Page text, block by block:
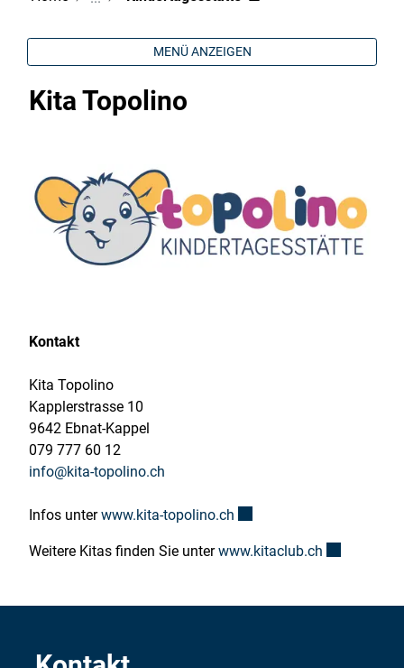
MENÜ ANZEIGEN
Kita Topolino
Kontakt
Kita Topolino
Kapplerstrasse 10
9642 Ebnat-Kappel
079 777 60 12
info@kita-topolino.ch
Infos unterwww.kita-topolino.ch
Weitere Kitas finden Sie unterwww.kitaclub.ch